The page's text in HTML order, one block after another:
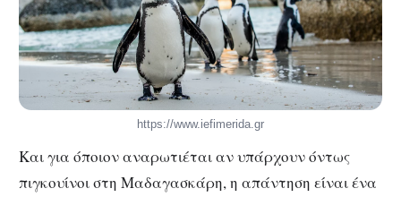
https://www.iefimerida.gr
Και για όποιον αναρωτιέται αν υπάρχουν όντως
πιγκουίνοι στη Μαδαγασκάρη, η απάντηση είναι ένα